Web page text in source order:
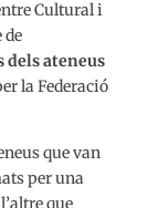
Cultural i
de
ateneus
la Federació
que van
per una
que